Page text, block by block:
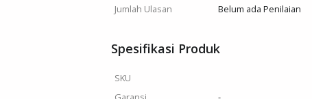
Jumlah Ulasan
Belum ada Penilaian
Spesifikasi Produk
SKU